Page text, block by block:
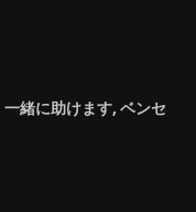
一緒に助けます, ベンセ